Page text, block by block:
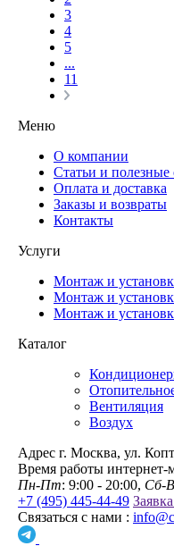
3
4
5
...
11
Меню
О компании
Статьи и полезные
Оплата и доставка
Заказы и возвраты
Контакты
Услуги
Монтаж и
Монтаж и
Монтаж и
Каталог
Вентиляция
Воздух
Адрес г. Москва, ул.
Время работы интернет-
Пн-Пт: 9:00 - 20:00, Сб-
+7 (495) 445-44-49
Связаться с нами :